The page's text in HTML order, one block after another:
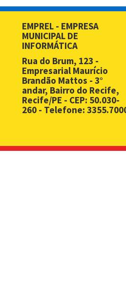
BPM - Cadastro
BPM - Desbloqueio de Senha
BPM - Desbloqueio de Senha
BPM - Licença Premio
BPM - Monitoramento Áreas
EMPREL - EMPRESA
MUNICIPAL DE
INFORMÁTICA
Rua do Brum, 123 -
Empresarial Maurício
Brandão Mattos - 3°
andar, Bairro do Recife,
Recife/PE - CEP: 50.030-
260 - Telefone: